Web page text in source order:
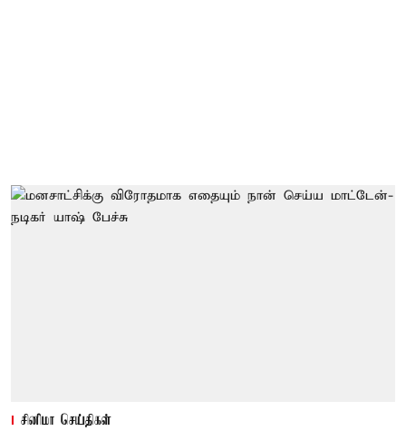
சினிமா செய்திகள்